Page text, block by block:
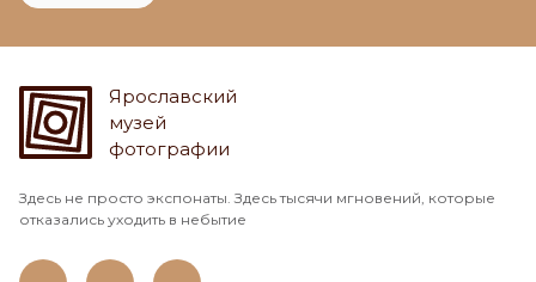
Ярославский
музей
фотографии
Здесь не просто экспонаты. Здесь тысячи мгновений, которые
отказались уходить в небытие